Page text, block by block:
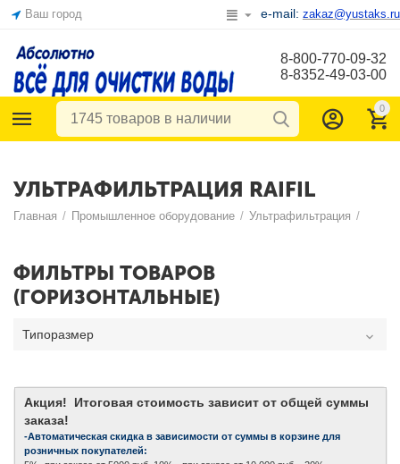
Ваш город e-mail: zakaz@yustaks.ru
8-800-770-09-32
8-8352-49-03-00
0
УЛЬТРАФИЛЬТРАЦИЯ RAIFIL
Главная / Промышленное оборудование / Ультрафильтрация /
ФИЛЬТРЫ ТОВАРОВ
(ГОРИЗОНТАЛЬНЫЕ)
Типоразмер
Акция! Итоговая стоимость зависит от общей суммы
заказа!
-Автоматическая скидка в зависимости от суммы в корзине для
розничных покупателей: